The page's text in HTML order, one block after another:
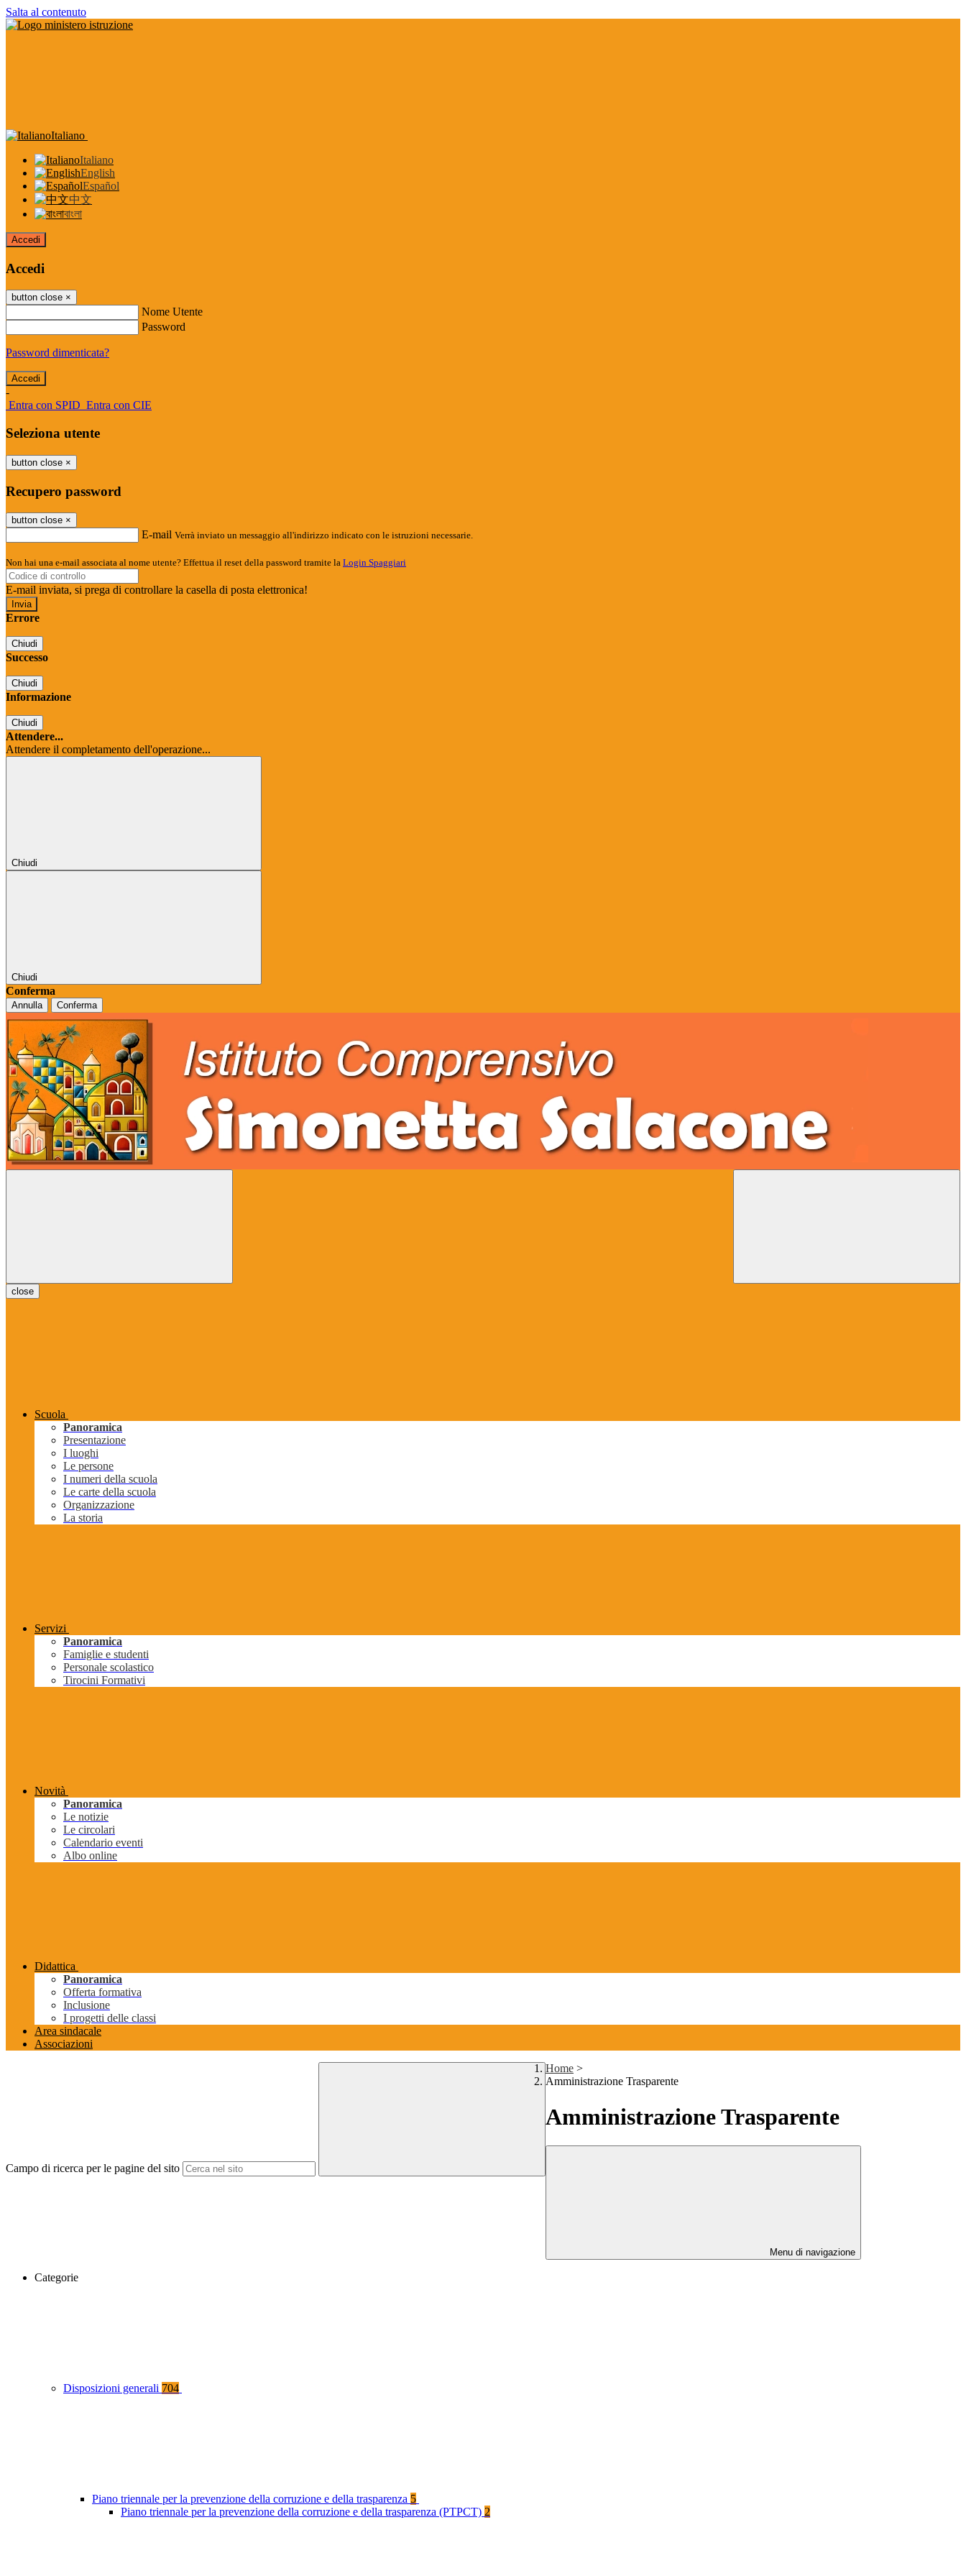
Salta al contenuto
Italiano
Italiano
English
Español
中文
বাংলা
Accedi
Accedi
button close ×
Nome Utente
Password
Password dimenticata?
-
Entra con SPID Entra con CIE
Seleziona utente
button close ×
Recupero password
button close ×
E-mail Verrà inviato un messaggio all'indirizzo indicato con le istruzioni necessarie.
Non hai una e-mail associata al nome utente? Effettua il reset della password tramite la Login Spaggiari
E-mail inviata, si prega di controllare la casella di posta elettronica!
Errore
Chiudi
Successo
Chiudi
Informazione
Chiudi
Attendere...
Attendere il completamento dell'operazione...
Chiudi
Chiudi
Conferma
Annulla Conferma
close
Scuola
Panoramica
Presentazione
I luoghi
Le persone
I numeri della scuola
Le carte della scuola
Organizzazione
La storia
Servizi
Panoramica
Famiglie e studenti
Personale scolastico
Tirocini Formativi
Novità
Panoramica
Le notizie
Le circolari
Calendario eventi
Albo online
Didattica
Panoramica
Offerta formativa
Inclusione
I progetti delle classi
Area sindacale
Associazioni
Campo di ricerca per le pagine del sito
Home >
Amministrazione Trasparente
Amministrazione Trasparente
Menu di navigazione
Categorie
Disposizioni generali 704
Piano triennale per la prevenzione della corruzione e della trasparenza 5
Piano triennale per la prevenzione della corruzione e della trasparenza (PTPCT) 2